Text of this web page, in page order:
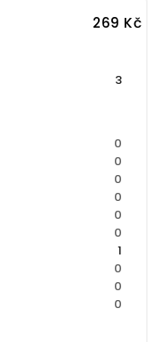
269 Kč
3
0
0
0
0
0
0
1
0
0
0